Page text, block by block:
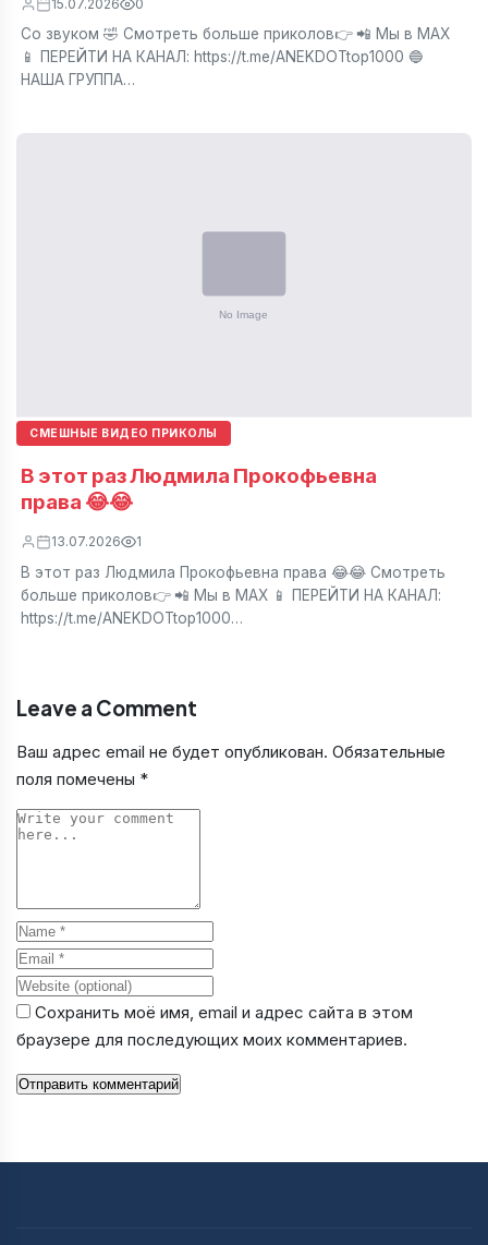
15.07.2026 0
Со звуком 🤣 Смотреть больше приколов👉 📲 Мы в МАХ
📱 ПЕРЕЙТИ НА КАНАЛ: https://t.me/ANEKDOTtop1000 🔵
НАША ГРУППА…
СМЕШНЫЕ ВИДЕО ПРИКОЛЫ
В этот раз Людмила Прокофьевна
права 😂😂
13.07.2026 1
В этот раз Людмила Прокофьевна права 😂😂 Смотреть
больше приколов👉 📲 Мы в МАХ 📱 ПЕРЕЙТИ НА КАНАЛ:
https://t.me/ANEKDOTtop1000…
Leave a Comment
Ваш адрес email не будет опубликован. Обязательные
поля помечены *
Comment
Name
Email
Website
Сохранить моё имя, email и адрес сайта в этом
браузере для последующих моих комментариев.
Отправить комментарий